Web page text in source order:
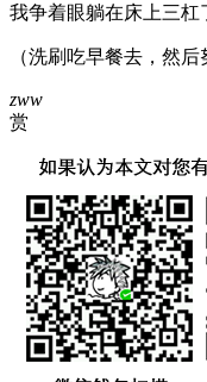
我争着眼躺在床上三
（洗刷吃早餐去，然后
zww
赏